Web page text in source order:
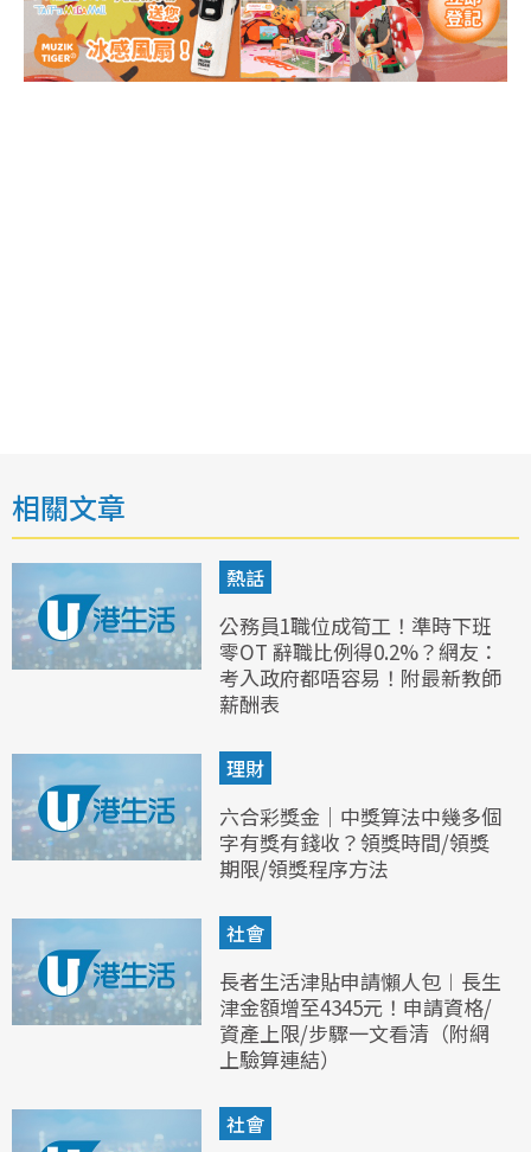
相關文章
熱話
公務員1職位成筍工！準時下班
零OT 辭職比例得0.2%？網友：
考入政府都唔容易！附最新教師
薪酬表
理財
六合彩獎金｜中獎算法中幾多個
字有獎有錢收？領獎時間/領獎
期限/領獎程序方法
社會
長者生活津貼申請懶人包︱長生
津金額增至4345元！申請資格/
資產上限/步驟一文看清（附網
上驗算連結）
社會